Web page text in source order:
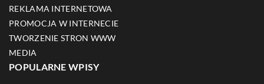
REKLAMA INTERNETOWA
PROMOCJA W INTERNECIE
TWORZENIE STRON WWW
MEDIA
POPULARNE WPISY